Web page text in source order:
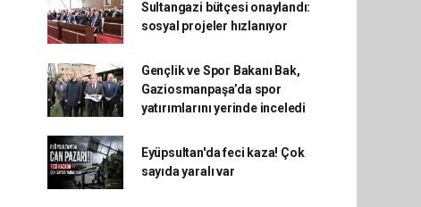
Sultangazi bütçesi onaylandı:
sosyal projeler hızlanıyor
Gençlik ve Spor Bakanı Bak,
Gaziosmanpaşa’da spor
yatırımlarını yerinde inceledi
Eyüpsultan'da feci kaza! Çok
sayıda yaralı var